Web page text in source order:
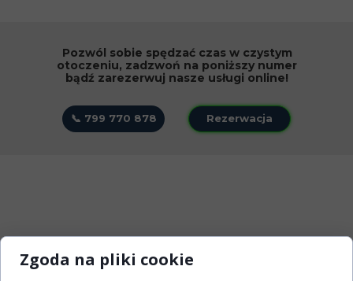
📞 799 770 878 Rezerwacja
Pozwól sobie spędzać czas w czystym
otoczeniu, zadzwoń na poniższy numer
bądź zarezerwuj nasze usługi online!
Zgoda na pliki cookie